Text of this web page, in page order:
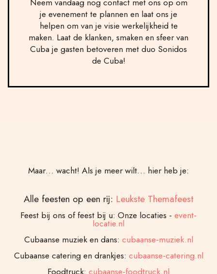
je evenement te plannen en laat ons je
helpen om van je visie werkelijkheid te
maken. Laat de klanken, smaken en sfeer van
Cuba je gasten betoveren met duo Sonidos
de Cuba!
Maar… wacht! Als je meer wilt… hier heb je:
Alle feesten op een rij: Leukste Themafeest
Feest bij ons of feest bij u: Onze locaties - event-
locatie.nl
Cubaanse muziek en dans: cubaanse-muziek.nl
Cubaanse catering en drankjes: cubaanse-catering.nl